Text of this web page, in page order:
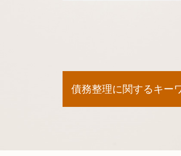
債務整理に関するキー